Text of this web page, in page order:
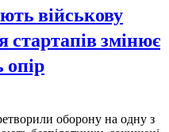
військову
змінює
опір
оборону на одну з